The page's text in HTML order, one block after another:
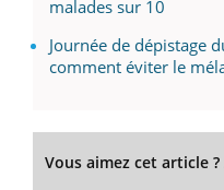
malades sur 10
Journée de dépistage
comment éviter le
Vous aimez cet article